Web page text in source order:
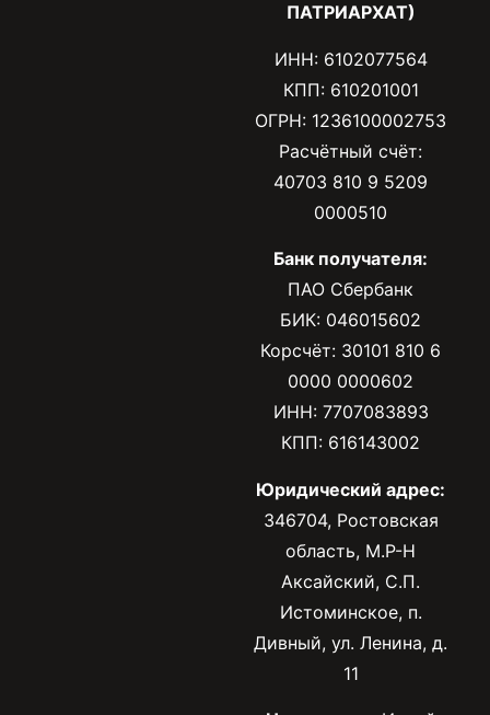
ПАТРИАРХАТ)
ИНН: 6102077564
КПП: 610201001
ОГРН: 1236100002753
Расчётный счёт:
40703 810 9 5209
0000510
Банк получателя:
ПАО Сбербанк
БИК: 046015602
Корсчёт: 30101 810 6
0000 0000602
ИНН: 7707083893
КПП: 616143002
Юридический адрес:
346704, Ростовская
область, М.Р-Н
Аксайский, С.П.
Истоминское, п.
Дивный, ул. Ленина, д.
11